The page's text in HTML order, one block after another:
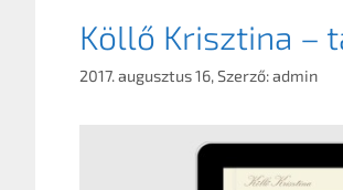
Köllő Krisztina –
2017. augusztus 16,Szerző:admin